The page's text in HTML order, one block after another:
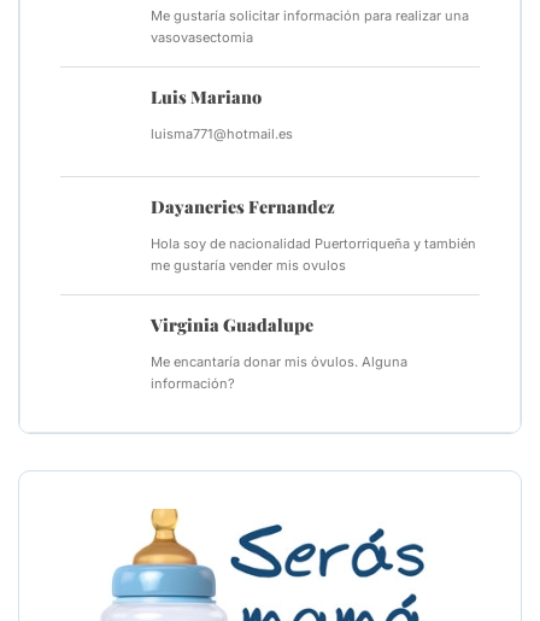
Me gustaría solicitar información para realizar una
vasovasectomia
Luis Mariano
luisma771@hotmail.es
Dayaneries Fernandez
Hola soy de nacionalidad Puertorriqueña y también
me gustaría vender mis ovulos
Virginia Guadalupe
Me encantaría donar mis óvulos. Alguna
información?